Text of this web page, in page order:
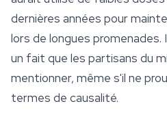
dernières années pour
lors de longues promenades.
un fait que les partisans du
mentionner, même s'il ne
termes de causalité.